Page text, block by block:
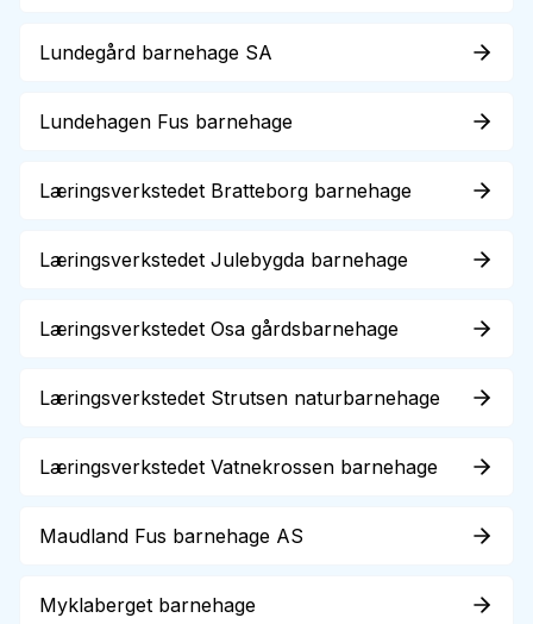
Lundegård barnehage SA
Lundehagen Fus barnehage
Læringsverkstedet Bratteborg barnehage
Læringsverkstedet Julebygda barnehage
Læringsverkstedet Osa gårdsbarnehage
Læringsverkstedet Strutsen naturbarnehage
Læringsverkstedet Vatnekrossen barnehage
Maudland Fus barnehage AS
Myklaberget barnehage